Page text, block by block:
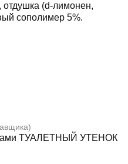
(d-лимонен,
сополимер 5%.
ТУАЛЕТНЫЙ УТЕНОК